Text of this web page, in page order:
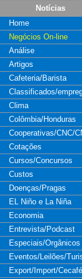
Notícias
Home
Negócios On-line
Análise
Artigos
Cafeteria/Barista
Classificados/
Clima
Colômbia/Honduras
Cooperativas/CNC/
Cotações
Cursos/Concursos
Custos
Doenças/Pragas
EL Niño e La Niña
Economia
Entrevista/Podcast
Especiais/Orgânicos
Eventos/Leilões/
Export/Import/Cecafé